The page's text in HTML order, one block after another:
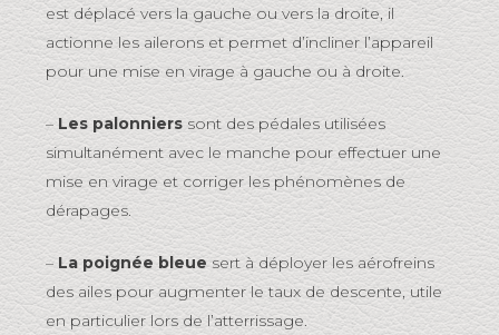
est déplacé vers la gauche ou vers la droite, il
actionne les ailerons et permet d’incliner l’appareil
pour une mise en virage à gauche ou à droite.
– Les palonniers sont des pédales utilisées
simultanément avec le manche pour effectuer une
mise en virage et corriger les phénomènes de
dérapages.
–La poignée bleuesert à déployer les aérofreins
des ailes pour augmenter le taux de descente, utile
en particulier lors de l’atterrissage.